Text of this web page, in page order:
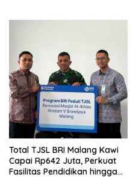
Total TJSL BRI Malang Kawi
Capai Rp642 Juta, Perkuat
Fasilitas Pendidikan hingga